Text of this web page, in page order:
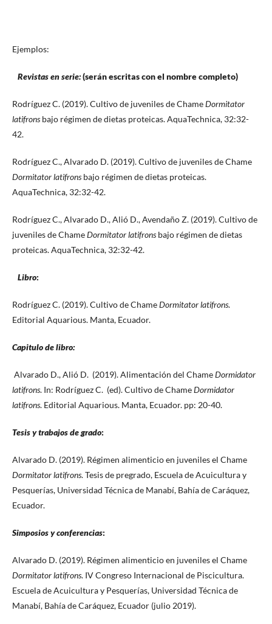
Ejemplos:
Revistas en serie:(serán escritas con el nombre completo)
Rodríguez C. (2019). Cultivo de juveniles de ChameDormitator
latifrons bajo régimen de dietas proteicas. AquaTechnica, 32:32-
42.
Rodríguez C., Alvarado D. (2019). Cultivo de juveniles de Chame
Dormitator latifrons bajo régimen de dietas proteicas.
AquaTechnica, 32:32-42.
Rodríguez C., Alvarado D., Alió D., Avendaño Z. (2019). Cultivo de
juveniles de ChameDormitator latifrons bajo régimen de dietas
proteicas. AquaTechnica, 32:32-42.
Libro:
Rodríguez C. (2019). Cultivo de ChameDormitator latifrons.
Editorial Aquarious. Manta, Ecuador.
Capitulo de libro:
Alvarado D., Alió D. (2019). Alimentación del ChameDormidator
latifrons. In: Rodríguez C. (ed). Cultivo de ChameDormidator
latifrons. Editorial Aquarious. Manta, Ecuador. pp: 20-40.
Tesis y trabajos de grado:
Alvarado D. (2019). Régimen alimenticio en juveniles el Chame
Dormitator latifrons. Tesis de pregrado, Escuela de Acuicultura y
Pesquerías, Universidad Técnica de Manabí, Bahía de Caráquez,
Ecuador.
Simposios y conferencias:
Alvarado D. (2019). Régimen alimenticio en juveniles el Chame
Dormitator latifrons. IV Congreso Internacional de Piscicultura.
Escuela de Acuicultura y Pesquerías, Universidad Técnica de
Manabí, Bahía de Caráquez, Ecuador (julio 2019).